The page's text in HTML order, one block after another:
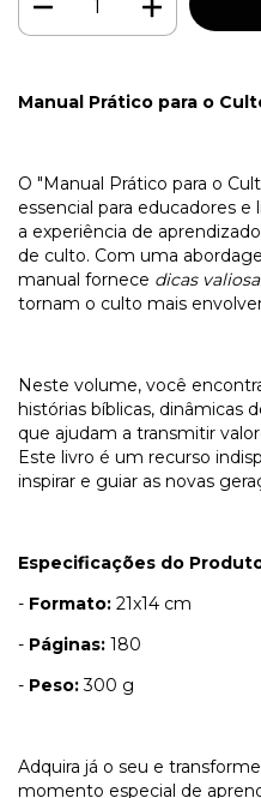
Manual Prático para o
O "Manual Prático para o
essencial para educadores
a experiência de
de culto. Com uma
manual fornece dicas
tornam o culto mais
Neste volume, você
histórias bíblicas, dinâmicas
que ajudam a transmitir
Este livro é um recurso
inspirar e guiar as novas
Especificações do
- Formato: 21x14 cm
- Páginas: 180
- Peso:300 g
Adquira já o seu e
momento especial de